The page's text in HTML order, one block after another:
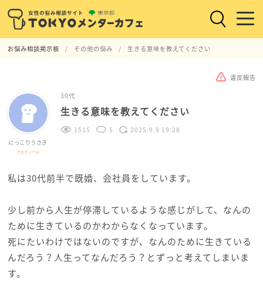
お悩み相談掲示板 その他の悩み 生きる意味を教えてください
違反報告
にっこりうさぎ
プロフィール
30代
生きる意味を教えてください
1515 5 2025.9.9 19:28
私は30代前半で既婚、会社員をしています。
少し前から人生が停滞しているような感じがして、なんの
ために生きているのかわからなくなっています。
死にたいわけではないのですが、なんのために生きている
んだろう？人生ってなんだろう？とずっと考えてしまいま
す。